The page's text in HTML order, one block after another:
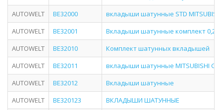
AUTOWELT
BE32000
вкладыши шатунные STD
AUTOWELT
BE32001
Вкладыши шатунные комплект 0,25
AUTOWELT
BE32010
Комплект шатунных вкладышей
AUTOWELT
BE32011
вкладыши шатунные MITSUBISHI
AUTOWELT
BE32012
Вкладыши шатунные
AUTOWELT
BE320123
ВКЛАДЫШИ ШАТУННЫЕ